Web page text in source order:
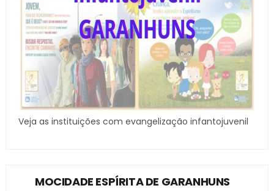
Veja as instituições com evangelização infantojuvenil
MOCIDADE ESPÍRITA DE GARANHUNS